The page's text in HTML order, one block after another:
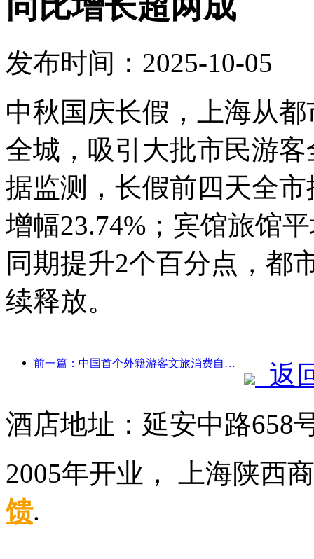
发布时间：2025-10-05
中秋国庆长假，上海从
全城，吸引大批市民游
据监测，长假前四天全
增幅23.74%；宾馆旅馆
同期提升2个百分点，都
续释放。
前一篇：中国首个外籍游客文旅消费自助系统在沪启动
返
酒店地址：延安中路658
2005年开业， 上海陕
馈.